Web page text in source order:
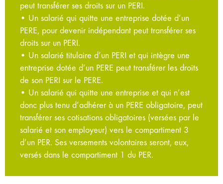
peut transférer ses droits sur un PERI.
• Un salarié qui quitte une entreprise dotée d’un
PERE, pour devenir indépendant peut transférer ses
droits sur un PERI.
• Un salarié titulaire d’un PERI et qui intègre une
entreprise dotée d’un PERE peut transférer les droits
de son PERI sur le PERE.
• Un salarié qui quitte une entreprise et qui n’est
donc plus tenu d’adhérer à un PERE obligatoire, peut
transférer ses cotisations obligatoires (versées par le
salarié et son employeur) vers le compartiment 3
d’un PER. Ses versements volontaires seront, eux,
versés dans le compartiment 1 du PER.